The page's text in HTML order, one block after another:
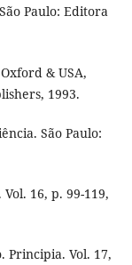
Paulo: Editora
& USA,
1993.
São Paulo:
Vol. 16, p. 99-119,
Principia. Vol. 17,